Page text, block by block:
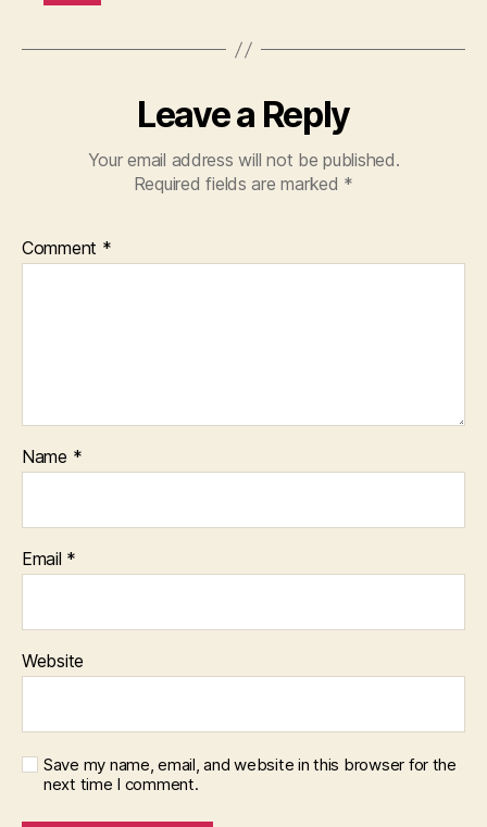
Leave a Reply
Your email address will not be published.
Required fields are marked *
Comment *
Name *
Email *
Website
Save my name, email, and website in this browser for the
next time I comment.